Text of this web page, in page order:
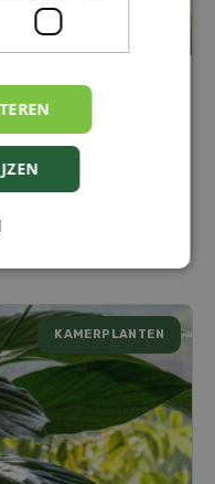
GENIET
TUIN
eenvoudig droogt
en winter
tuin.
KAMERPLANTEN